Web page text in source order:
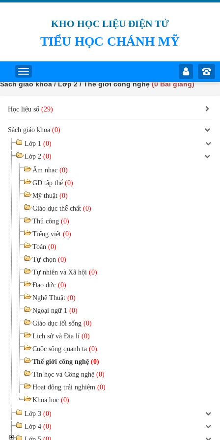
KHO HỌC LIỆU ĐIỆN TỬ
TIỂU HỌC CHÁNH MỸ
Sách giáo khoa / Lớp 2 / Thế giới công nghệ(0 Bài giảng)
Học liệu số (29)
Sách giáo khoa (0)
Lớp 1 (0)
Lớp 2 (0)
Âm nhạc (0)
GD tập thể (0)
Mỹ thuật (0)
Giáo dục thể chất (0)
Thủ công (0)
Tiếng việt (0)
Toán (0)
Tự chọn (0)
Tự nhiên và Xã hội (0)
Đạo đức (0)
Nghệ Thuật (0)
Ngoại ngữ 1 (0)
Giáo dục lối sống (0)
Lịch sử và Địa lí (0)
Cuộc sống quanh ta (0)
Thế giới công nghệ (0)
Tin học và Công nghệ (0)
Hoạt động trải nghiệm (0)
Khoa học (0)
Lớp 3 (0)
Lớp 4 (0)